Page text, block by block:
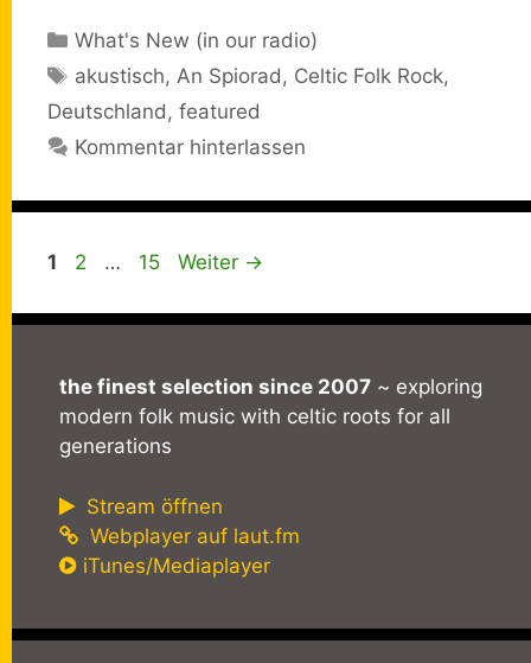
Kategorien
What's New (in our radio)
Schlagwörter
akustisch,An Spiorad, Celtic Folk Rock,
Deutschland, featured
Kommentar hinterlassen
Seite
1 Seite
2 … Seite
15 Weiter →
the finest selection since 2007 ~ exploring
modern folk music with celtic roots for all
generations
Stream öffnen
Webplayer auf laut.fm
iTunes/Mediaplayer